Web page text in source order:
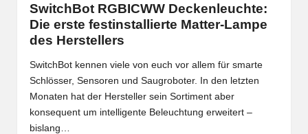
SwitchBot RGBICWW Deckenleuchte:
Die erste festinstallierte Matter-Lampe
des Herstellers
SwitchBot kennen viele von euch vor allem für smarte
Schlösser, Sensoren und Saugroboter. In den letzten
Monaten hat der Hersteller sein Sortiment aber
konsequent um intelligente Beleuchtung erweitert –
bislang…